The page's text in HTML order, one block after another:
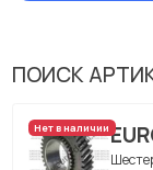
ПОИСК
Нет в наличии